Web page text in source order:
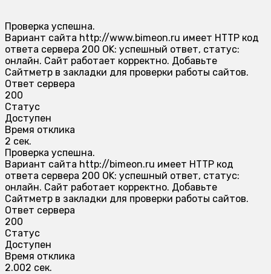
Проверка успешна.
Вариант сайта http://www.bimeon.ru имеет HTTP код
ответа сервера 200 OK: успешный ответ, статус:
онлайн. Сайт работает корректно. Добавьте
Сайтметр в закладки для проверки работы сайтов.
Ответ сервера
200
Статус
Доступен
Время отклика
2 сек.
Проверка успешна.
Вариант сайта http://bimeon.ru имеет HTTP код
ответа сервера 200 OK: успешный ответ, статус:
онлайн. Сайт работает корректно. Добавьте
Сайтметр в закладки для проверки работы сайтов.
Ответ сервера
200
Статус
Доступен
Время отклика
2.002 сек.